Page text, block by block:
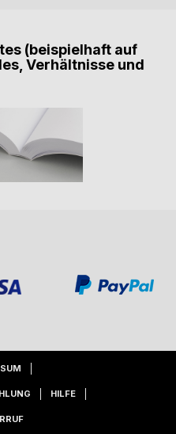
(beispielhaft auf
Verhältnisse und
HILFE